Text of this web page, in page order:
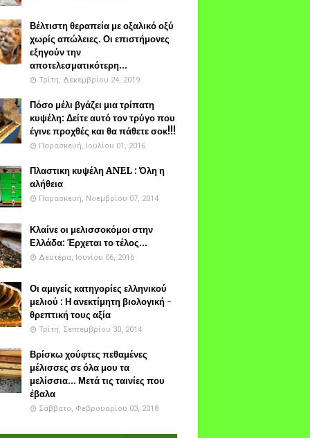
Βέλτιστη θεραπεία με οξαλικό οξύ
χωρίς απώλειες. Οι επιστήμονες
εξηγούν την
αποτελεσματικότερη...
Τρίτη, Δεκεμβρίου 24, 2019
Πόσο μέλι βγάζει μια τρίπατη
κυψέλη: Δείτε αυτό τον τρύγο που
έγινε προχθές και θα πάθετε σοκ!!!
Παρασκευή, Ιουλίου 01, 2016
Πλαστικη κυψέλη ANEL : Όλη η
αλήθεια
Παρασκευή, Νοεμβρίου 07, 2014
Κλαίνε οι μελισσοκόμοι στην
Ελλάδα: Έρχεται το τέλος...
Δευτέρα, Ιουνίου 06, 2016
Οι αμιγείς κατηγορίες ελληνικού
μελιού : Η ανεκτίμητη βιολογική -
θρεπτική τους αξία
Τρίτη, Σεπτεμβρίου 30, 2014
Βρίσκω χούφτες πεθαμένες
μέλισσες σε όλα μου τα
μελίσσια... Μετά τις ταινίες που
έβαλα
Σάββατο, Φεβρουαρίου 03, 2018